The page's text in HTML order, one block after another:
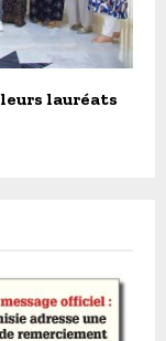
lauréats